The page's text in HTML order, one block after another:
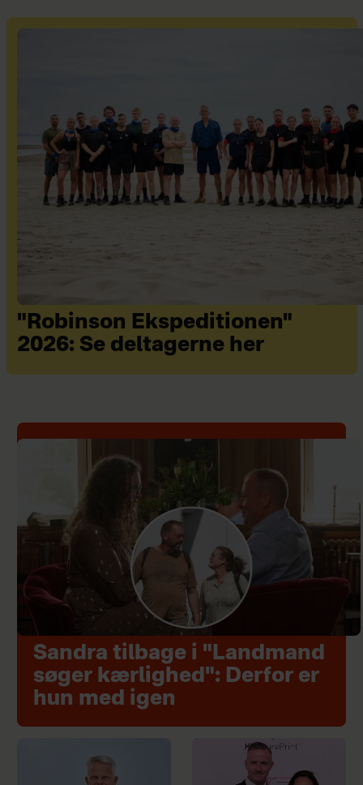
"Robinson Ekspeditionen"
2026: Se deltagerne her
Sandra tilbage i "Landmand
søger kærlighed": Derfor er
hun med igen